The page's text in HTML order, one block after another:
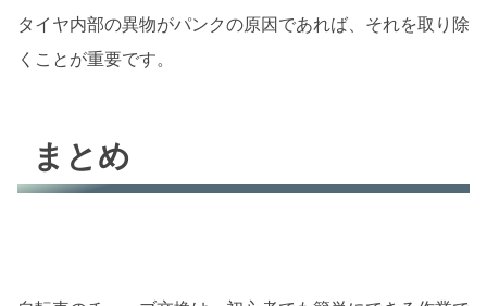
タイヤ内部の異物がパンクの原因であれば、それを取り除
くことが重要です。
まとめ